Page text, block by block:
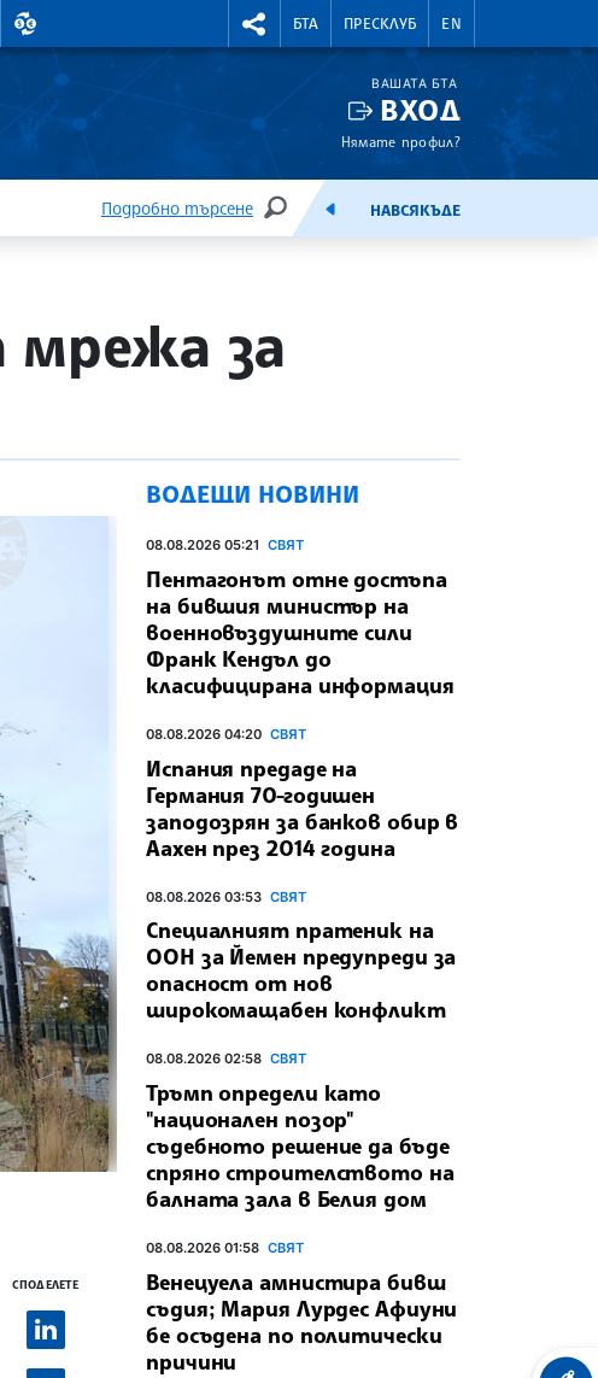
ВАЛУТНИ КУРСОВЕ RIGHTMENU.SOCIAL
БТА ПРЕСКЛУБ EN
ВАШАТА БТА
ВХОД
Нямате профил?
Подробно търсене
ТЪРСЕНЕЕМИСИЯНАВСЯКЪДЕ
мрежа за
СПОДЕЛЕТЕ
ВОДЕЩИ НОВИНИ
08.08.2026 05:21 СВЯТ
Пентагонът отне достъпа
на бившия министър на
военновъздушните сили
Франк Кендъл до
класифицирана информация
08.08.2026 04:20 СВЯТ
Испания предаде на
Германия 70-годишен
заподозрян за банков обир в
Аахен през 2014 година
08.08.2026 03:53 СВЯТ
Специалният пратеник на
ООН за Йемен предупреди за
опасност от нов
широкомащабен конфликт
08.08.2026 02:58 СВЯТ
Тръмп определи като
"национален позор"
съдебното решение да бъде
спряно строителството на
балната зала в Белия дом
08.08.2026 01:58 СВЯТ
Венецуела амнистира бивш
съдия; Мария Лурдес Афиуни
бе осъдена по политически
причини